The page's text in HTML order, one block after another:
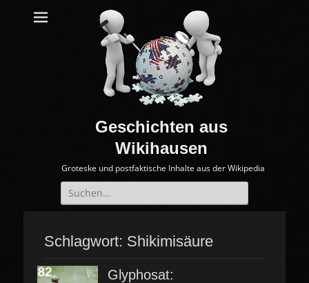
Geschichten aus
Wikihausen
Groteske und postfaktische Inhalte aus der Wikipedia
Suche
nach:
Schlagwort: Shikimisäure
Glyphosat: